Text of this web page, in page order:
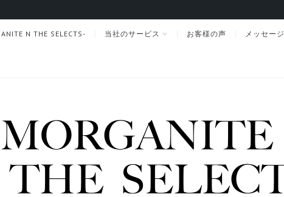
N THE SELECTS- 当社のサービス お客様の声 メッセージ